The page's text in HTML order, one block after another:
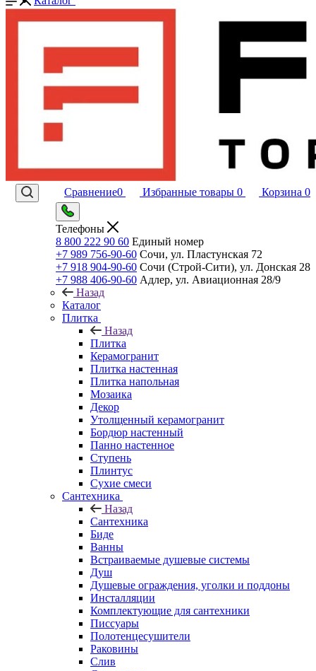
Сравнение0 Избранные товары 0 Корзина 0
Телефоны
8 800 222 90 60 Единый номер
+7 989 756-90-60 Сочи, ул. Пластунская 72
+7 918 904-90-60 Сочи (Строй-Сити), ул. Донская 28
+7 988 406-90-60 Адлер, ул. Авиационная 28/9
Назад
Каталог
Плитка
Назад
Плитка
Керамогранит
Плитка настенная
Плитка напольная
Мозаика
Декор
Утолщенный керамогранит
Бордюр настенный
Панно настенное
Ступень
Плинтус
Сухие смеси
Сантехника
Назад
Сантехника
Биде
Ванны
Встраиваемые душевые системы
Душ
Душевые ограждения, уголки и поддоны
Инсталляции
Комплектующие для сантехники
Писсуары
Полотенцесушители
Раковины
Слив